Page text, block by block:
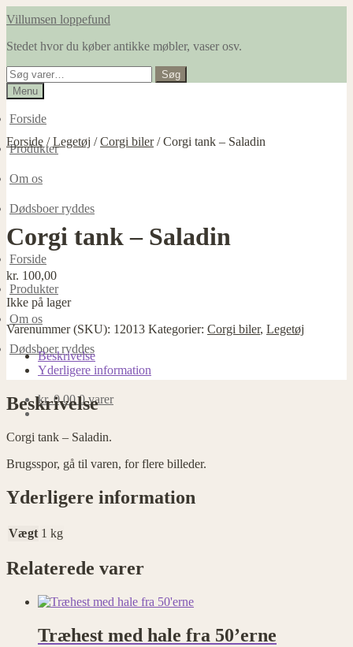
Spring
navigation
Spring
indhold
Villumsen loppefund
Stedet hvor du køber antikke møbler, vaser osv.
Søg
efter:
Søg
Menu
Forside
Produkter
Om os
Dødsboer ryddes
Forside
Produkter
Om os
Dødsboer ryddes
kr.0,00 0 varer
Forside /Legetøj /Corgi biler/Corgi tank – Saladin
Corgi tank – Saladin
kr. 100,00
Ikke på lager
Varenummer (SKU): 12013 Kategorier: Corgi biler, Legetøj
Beskrivelse
Yderligere information
Beskrivelse
Corgi tank – Saladin.
Brugsspor, gå til varen, for flere billeder.
Yderligere information
Vægt 1 kg
Relaterede varer
Træhest med hale fra 50’erne